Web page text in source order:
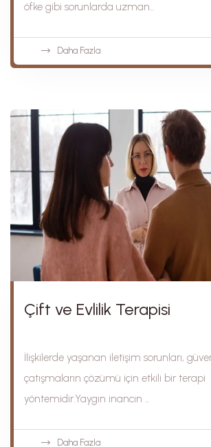
öfke gibi sorunlarda uzman...
Daha Fazla
Çift ve Evlilik Terapisi
İlişkilerde yaşanan iletişim sorunları,
çatışmaların çözümü için etkili bir terapi
yöntemidir.Yaygın inancın ...
Daha Fazla